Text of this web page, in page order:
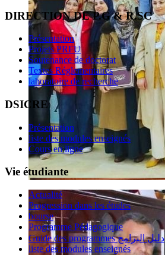
DIRECTION DE P.G & R.SC
Présentation
Projets PRFU
Soutenance de doctorat
Textes Réglementaires
laboratoire de recherche
DSICRE
Présentation
liste des modules enseignés
Cours en ligne
Vie étudiante
Actualité
Progression dans les études
bourse
Programme Pédagogique
Guide des programmes دليل البرامج
liste des modules enseignés